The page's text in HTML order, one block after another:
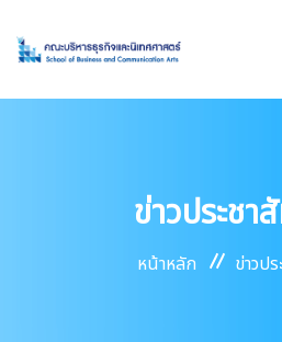
ข่าวประช
หน้าหลัก ข่าวป